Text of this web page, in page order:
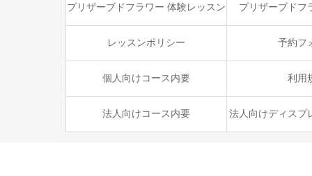
ッラ
プリザーブドフラワー 体験レッスン プリザーブドフ
レッスンポリシー 予約フ
個人向けコース内要 利用
法人向けコース内要 法人向けディスプ